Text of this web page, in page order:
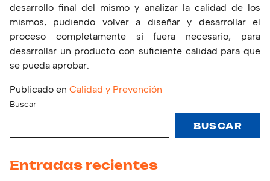
desarrollo final del mismo y analizar la calidad de los
mismos, pudiendo volver a diseñar y desarrollar el
proceso completamente si fuera necesario, para
desarrollar un producto con suficiente calidad para que
se pueda aprobar.
Publicado en Calidad y Prevención
Buscar
BUSCAR
Entradas recientes